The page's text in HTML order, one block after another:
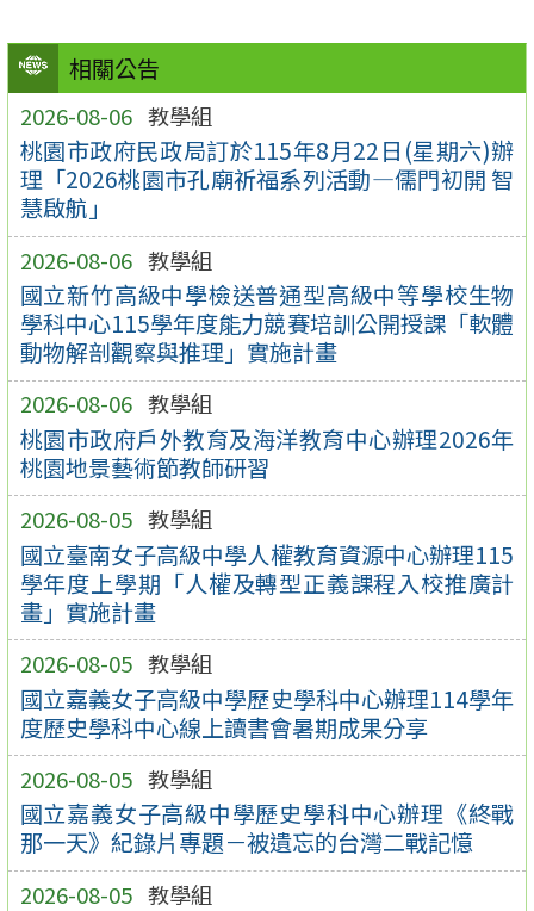
相關公告
2026-08-06 教學組
桃園市政府民政局訂於115年8月22日(星期六)辦
理「2026桃園市孔廟祈福系列活動—儒門初開 智
慧啟航」
2026-08-06 教學組
國立新竹高級中學檢送普通型高級中等學校生物
學科中心115學年度能力競賽培訓公開授課「軟體
動物解剖觀察與推理」實施計畫
2026-08-06 教學組
桃園市政府戶外教育及海洋教育中心辦理2026年
桃園地景藝術節教師研習
2026-08-05 教學組
國立臺南女子高級中學人權教育資源中心辦理115
學年度上學期「人權及轉型正義課程入校推廣計
畫」實施計畫
2026-08-05 教學組
國立嘉義女子高級中學歷史學科中心辦理114學年
度歷史學科中心線上讀書會暑期成果分享
2026-08-05 教學組
國立嘉義女子高級中學歷史學科中心辦理《終戰
那一天》紀錄片專題－被遺忘的台灣二戰記憶
2026-08-05 教學組